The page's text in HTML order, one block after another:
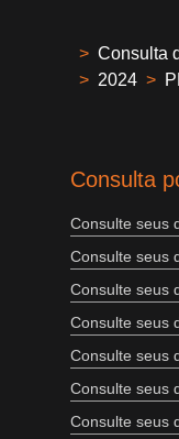
> Consulta
> 2024 >
Consulta
Consulte seus
Consulte seus
Consulte seus
Consulte seus
Consulte seus
Consulte seus
Consulte seus